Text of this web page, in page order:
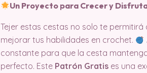
Un Proyecto para Crecer y
Tejer estas cestas no solo te
mejorar tus habilidades en crochet.
constante para que la cesta
perfecto. Este Patrón Gratis es una